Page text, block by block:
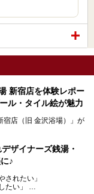
新宿店を体験レポー
ル・タイル絵が魅力
店（旧 金沢浴場）」が
はそのまま、昔からここ
んでくれる人にも愛され
わりました。洞窟のよ
ットも併せて紹介しま
の入浴料が銭湯価格の5
ザイナーズ銭湯・
♪
されたい」
たい」